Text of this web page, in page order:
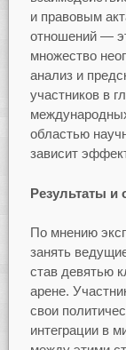
и правовым
отношений —
множество
анализ и
участников в
областью
зависит
Результаты и
По мнению
занять
став девятью
арене.
свои
интеграции в